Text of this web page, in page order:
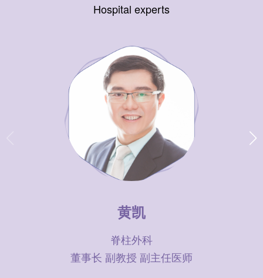
Hospital experts
黄凯
脊柱外科
董事长 副教授 副主任医师